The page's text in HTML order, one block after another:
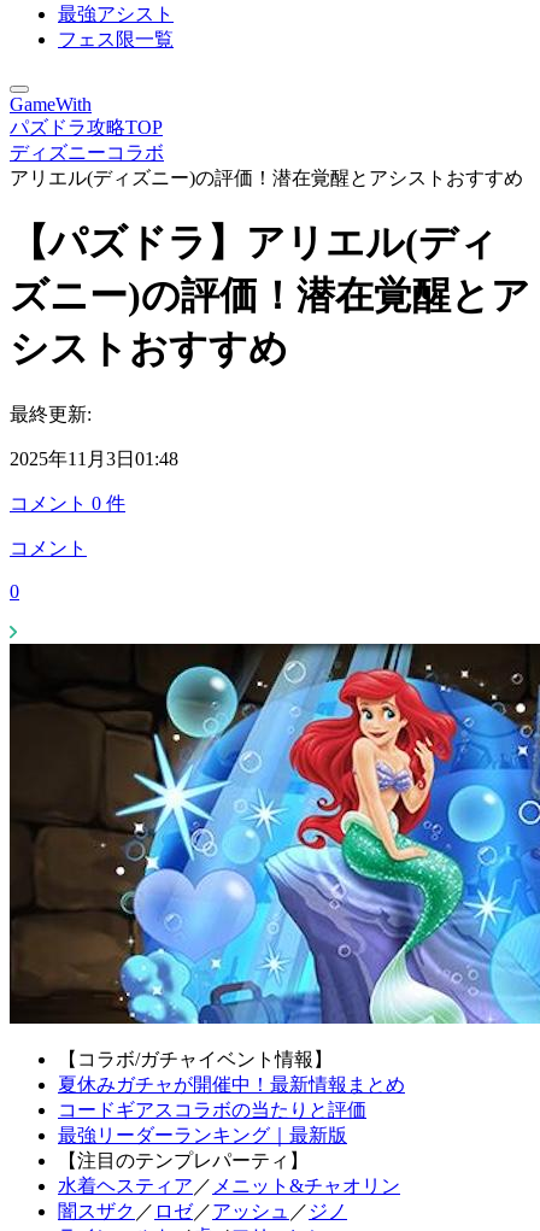
最強アシスト
フェス限一覧
GameWith
パズドラ攻略TOP
ディズニーコラボ
アリエル(ディズニー)の評価！潜在覚醒とアシストおすすめ
【パズドラ】アリエル(ディ
ズニー)の評価！潜在覚醒とア
シストおすすめ
最終更新:
2025年11月3日01:48
コメント 0 件
コメント
0
【コラボ/ガチャイベント情報】
夏休みガチャが開催中！最新情報まとめ
コードギアスコラボの当たりと評価
最強リーダーランキング｜最新版
【注目のテンプレパーティ】
水着ヘスティア ／ メニット&チャオリン
闇スザク ／ ロゼ／アッシュ ／ ジノ